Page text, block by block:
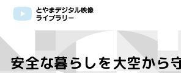
安全な暮らしを大空から